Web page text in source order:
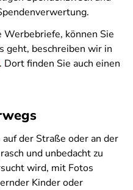
können Sie
geht, beschreiben wir in
. Dort finden Sie auch einen
der Straße oder an der
und unbedacht zu
wird, mit Fotos
Kinder oder